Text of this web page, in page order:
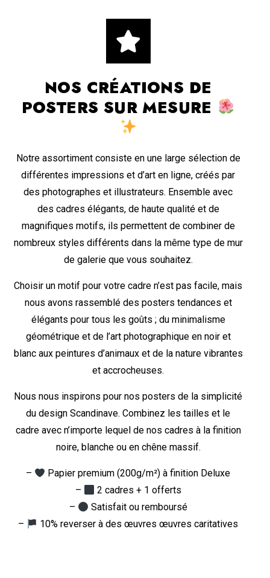
NOS CRÉATIONS DE
POSTERS SUR MESURE
Notre assortiment consiste en une large sélection de
différentes impressions et d’art en ligne, créés par
des photographes et illustrateurs. Ensemble avec
des cadres élégants, de haute qualité et de
magnifiques motifs, ils permettent de combiner de
nombreux styles différents dans la même type de mur
de galerie que vous souhaitez.
Choisir un motif pour votre cadre n’est pas facile, mais
nous avons rassemblé des posters tendances et
élégants pour tous les goûts ; du minimalisme
géométrique et de l’art photographique en noir et
blanc aux peintures d’animaux et de la nature vibrantes
et accrocheuses.
Nous nous inspirons pour nos posters de la simplicité
du design Scandinave. Combinez les tailles et le
cadre avec n’importe lequel de nos cadres à la finition
noire, blanche ou en chêne massif.
–
Papier premium (200g/m²) à finition Deluxe
–
2 cadres + 1 offerts
–
Satisfait ou remboursé
–
10% reverser à des œuvres œuvres caritatives